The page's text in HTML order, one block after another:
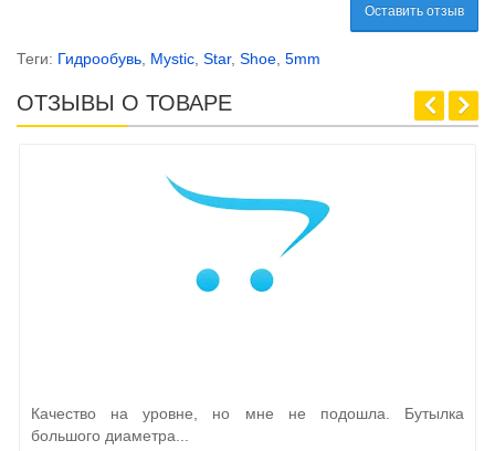
Оставить отзыв
Теги: Гидрообувь Mystic Star, Shoe 5mm
ОТЗЫВЫ О ТОВАРЕ
Качество на уровне, но мне не подошла. Бутылка
большого диаметра...